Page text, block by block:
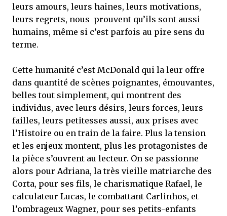
leurs amours, leurs haines, leurs motivations,
leurs regrets, nous prouvent qu’ils sont aussi
humains, même si c’est parfois au pire sens du
terme.
Cette humanité c’est McDonald qui la leur offre
dans quantité de scènes poignantes, émouvantes,
belles tout simplement, qui montrent des
individus, avec leurs désirs, leurs forces, leurs
failles, leurs petitesses aussi, aux prises avec
l’Histoire ou en train de la faire. Plus la tension
et les enjeux montent, plus les protagonistes de
la pièce s’ouvrent au lecteur. On se passionne
alors pour Adriana, la très vieille matriarche des
Corta, pour ses fils, le charismatique Rafael, le
calculateur Lucas, le combattant Carlinhos, et
l’ombrageux Wagner, pour ses petits-enfants